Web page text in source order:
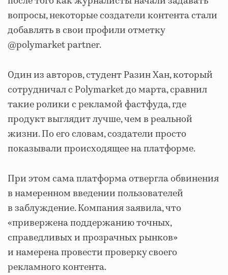
вопросы, некоторые создатели контента стали
добавлять в свои профили отметку
@polymarket partner.
Один из авторов, студент Разин Хан, который
сотрудничал с Polymarket до марта, сравнил
такие ролики с рекламой фастфуда, где
продукт выглядит лучше, чем в реальной
жизни. По его словам, создатели просто
показывали происходящее на платформе.
При этом сама платформа отвергла обвинения
в намеренном введении пользователей
в заблуждение. Компания заявила, что
«привержена поддержанию точных,
справедливых и прозрачных рынков»
и намерена провести проверку своего
рекламного контента.